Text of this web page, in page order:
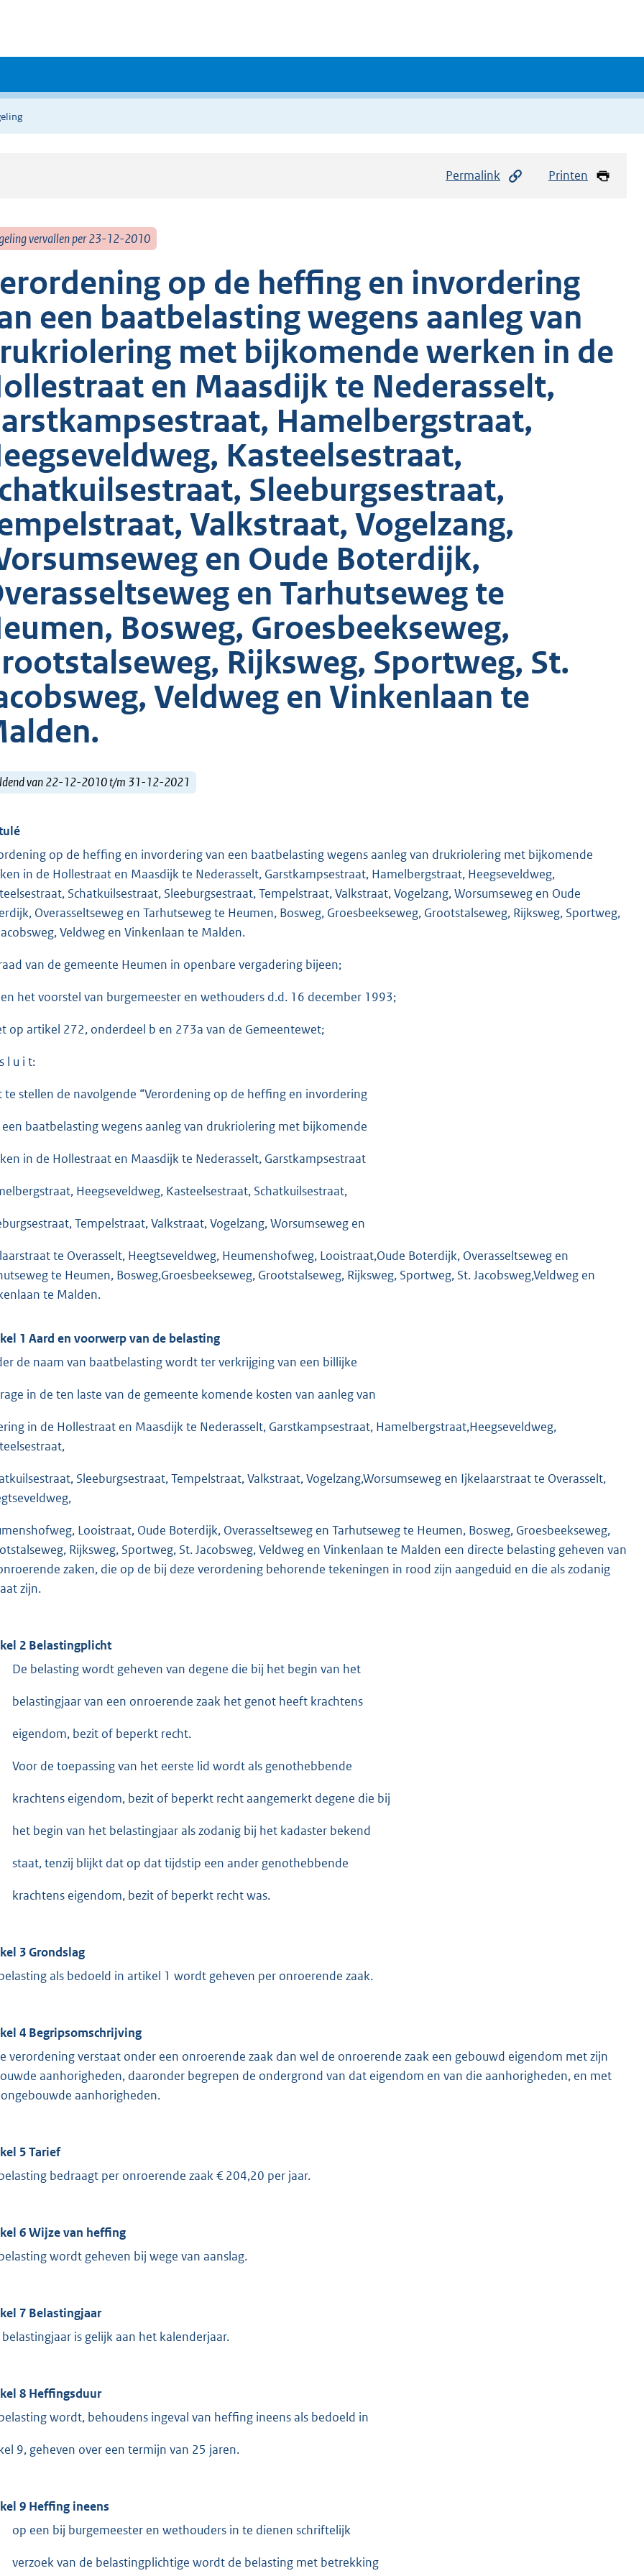
Permalink Printen
vervallen per 23-12-2010
op de heffing en invordering
een baatbelasting wegens aanleg van
met bijkomende werken in de
en Maasdijk te Nederasselt,
Hamelbergstraat,
Kasteelsestraat,
Sleeburgsestraat,
Valkstraat, Vogelzang,
en Oude Boterdijk,
en Tarhutseweg te
Bosweg, Groesbeekseweg,
Rijksweg, Sportweg, St.
Veldweg en Vinkenlaan te
van 22-12-2010 t/m 31-12-2021
op de heffing en invordering van een baatbelasting wegens aanleg van drukriolering met bijkomende
in de Hollestraat en Maasdijk te Nederasselt, Garstkampsestraat, Hamelbergstraat, Heegseveldweg,
Schatkuilsestraat, Sleeburgsestraat, Tempelstraat, Valkstraat, Vogelzang, Worsumseweg en Oude
Overasseltseweg en Tarhutseweg te Heumen, Bosweg, Groesbeekseweg, Grootstalseweg, Rijksweg, Sportweg,
Veldweg en Vinkenlaan te Malden.
van de gemeente Heumen in openbare vergadering bijeen;
het voorstel van burgemeester en wethouders d.d. 16 december 1993;
op artikel 272, onderdeel b en 273a van de Gemeentewet;
l u i t:
te stellen de navolgende “Verordening op de heffing en invordering
baatbelasting wegens aanleg van drukriolering met bijkomende
in de Hollestraat en Maasdijk te Nederasselt, Garstkampsestraat
Heegseveldweg, Kasteelsestraat, Schatkuilsestraat,
Tempelstraat, Valkstraat, Vogelzang, Worsumseweg en
te Overasselt, Heegtseveldweg, Heumenshofweg, Looistraat,Oude Boterdijk, Overasseltseweg en
te Heumen, Bosweg,Groesbeekseweg, Grootstalseweg, Rijksweg, Sportweg, St. Jacobsweg,Veldweg en
te Malden.
1 Aard en voorwerp van de belasting
de naam van baatbelasting wordt ter verkrijging van een billijke
in de ten laste van de gemeente komende kosten van aanleg van
in de Hollestraat en Maasdijk te Nederasselt, Garstkampsestraat, Hamelbergstraat,Heegseveldweg,
Sleeburgsestraat, Tempelstraat, Valkstraat, Vogelzang,Worsumseweg en Ijkelaarstraat te Overasselt,
Looistraat, Oude Boterdijk, Overasseltseweg en Tarhutseweg te Heumen, Bosweg, Groesbeekseweg,
Rijksweg, Sportweg, St. Jacobsweg, Veldweg en Vinkenlaan te Malden een directe belasting geheven van
zaken, die op de bij deze verordening behorende tekeningen in rood zijn aangeduid en die als zodanig
zijn.
2 Belastingplicht
De belasting wordt geheven van degene die bij het begin van het
belastingjaar van een onroerende zaak het genot heeft krachtens
eigendom, bezit of beperkt recht.
Voor de toepassing van het eerste lid wordt als genothebbende
krachtens eigendom, bezit of beperkt recht aangemerkt degene die bij
het begin van het belastingjaar als zodanig bij het kadaster bekend
staat, tenzij blijkt dat op dat tijdstip een ander genothebbende
krachtens eigendom, bezit of beperkt recht was.
3 Grondslag
als bedoeld in artikel 1 wordt geheven per onroerende zaak.
4 Begripsomschrijving
verordening verstaat onder een onroerende zaak dan wel de onroerende zaak een gebouwd eigendom met zijn
aanhorigheden, daaronder begrepen de ondergrond van dat eigendom en van die aanhorigheden, en met
aanhorigheden.
5 Tarief
bedraagt per onroerende zaak € 204,20 per jaar.
6 Wijze van heffing
wordt geheven bij wege van aanslag.
7 Belastingjaar
is gelijk aan het kalenderjaar.
8 Heffingsduur
wordt, behoudens ingeval van heffing ineens als bedoeld in
9, geheven over een termijn van 25 jaren.
9 Heffing ineens
op een bij burgemeester en wethouders in te dienen schriftelijk
verzoek van de belastingplichtige wordt de belasting met betrekking